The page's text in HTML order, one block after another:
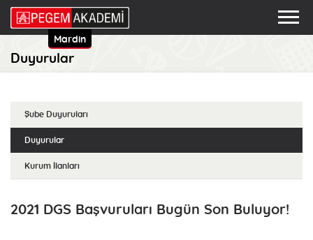
Mardin
Duyurular
Şube Duyuruları
Duyurular
Kurum İlanları
2021 DGS Başvuruları Bugün Son Buluyor!